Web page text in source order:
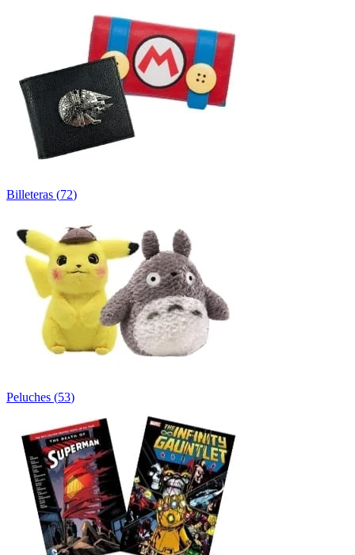
Billeteras (72)
Peluches (53)